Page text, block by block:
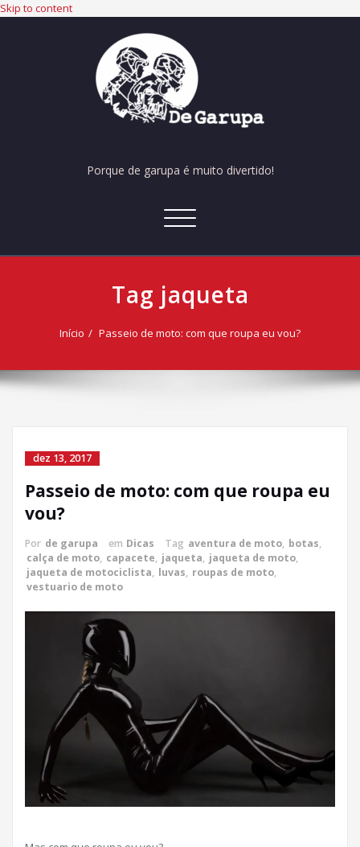
Skip to content
Porque de garupa é muito divertido!
Alternar
Tag jaqueta
Início Passeio de moto: com que roupa eu vou?
dez 13, 2017
Passeio de moto: com que roupa eu
vou?
Por de garupa em Dicas Tag aventura de moto, botas,
calça de moto, capacete, jaqueta, jaqueta de moto,
jaqueta de motociclista, luvas, roupas de moto,
vestuario de moto